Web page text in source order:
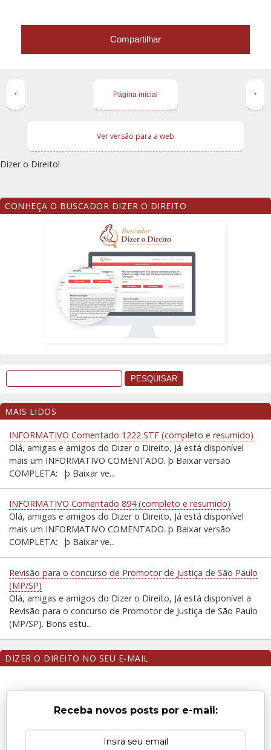
Compartilhar
‹ ›
Página inicial
Ver versão para a web
Dizer o Direito!
CONHEÇA O BUSCADOR DIZER O DIREITO
MAIS LIDOS
INFORMATIVO Comentado 1222 STF (completo e resumido)
Olá, amigas e amigos do Dizer o Direito, Já está disponível
mais um INFORMATIVO COMENTADO. þ Baixar versão
COMPLETA: þ Baixar ve...
INFORMATIVO Comentado 894 (completo e resumido)
Olá, amigas e amigos do Dizer o Direito, Já está disponível
mais um INFORMATIVO COMENTADO. þ Baixar versão
COMPLETA: þ Baixar ve...
Revisão para o concurso de Promotor de Justiça de São Paulo
(MP/SP)
Olá, amigas e amigos do Dizer o Direito, Já está disponível a
Revisão para o concurso de Promotor de Justiça de São Paulo
(MP/SP). Bons estu...
DIZER O DIREITO NO SEU E-MAIL
Receba novos posts por e-mail: